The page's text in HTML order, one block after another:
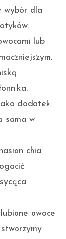
wybór dla
lub
dodatek
sama w
chia
owoce